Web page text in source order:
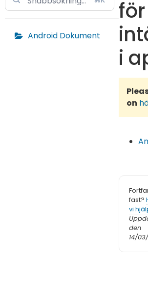
Android Dokument
för
i
on
fast?
vi
den
14/